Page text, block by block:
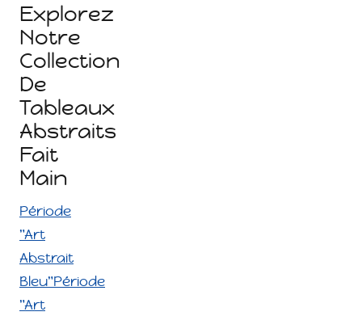
Explorez
Notre
Collection
De
Tableaux
Abstraits
Fait
Main
Période
"Art
Abstrait
Bleu"Période
"Art